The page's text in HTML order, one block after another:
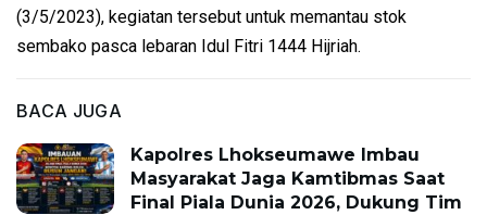
(3/5/2023), kegiatan tersebut untuk memantau stok
sembako pasca lebaran Idul Fitri 1444 Hijriah.
BACA JUGA
Kapolres Lhokseumawe Imbau
Masyarakat Jaga Kamtibmas Saat
Final Piala Dunia 2026, Dukung Tim